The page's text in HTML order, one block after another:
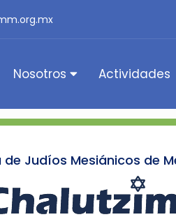
Nosotros Actividades
de Judíos Mesiánicos de